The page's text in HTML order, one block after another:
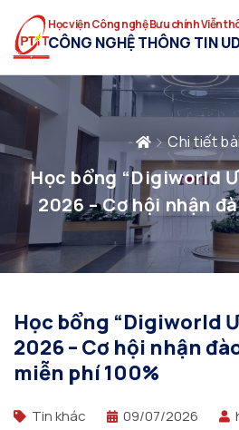
Học viện Công nghệ Bưu chính Viễn
CÔNG NGHỆ THÔNG TIN
Chi tiết
Học bổng “Digiworld
2026 – Cơ hội nhận
miễn phí
Học bổng “Digiworld
2026 – Cơ hội nhận
miễn phí 100%
Tin khác 09/07/2026